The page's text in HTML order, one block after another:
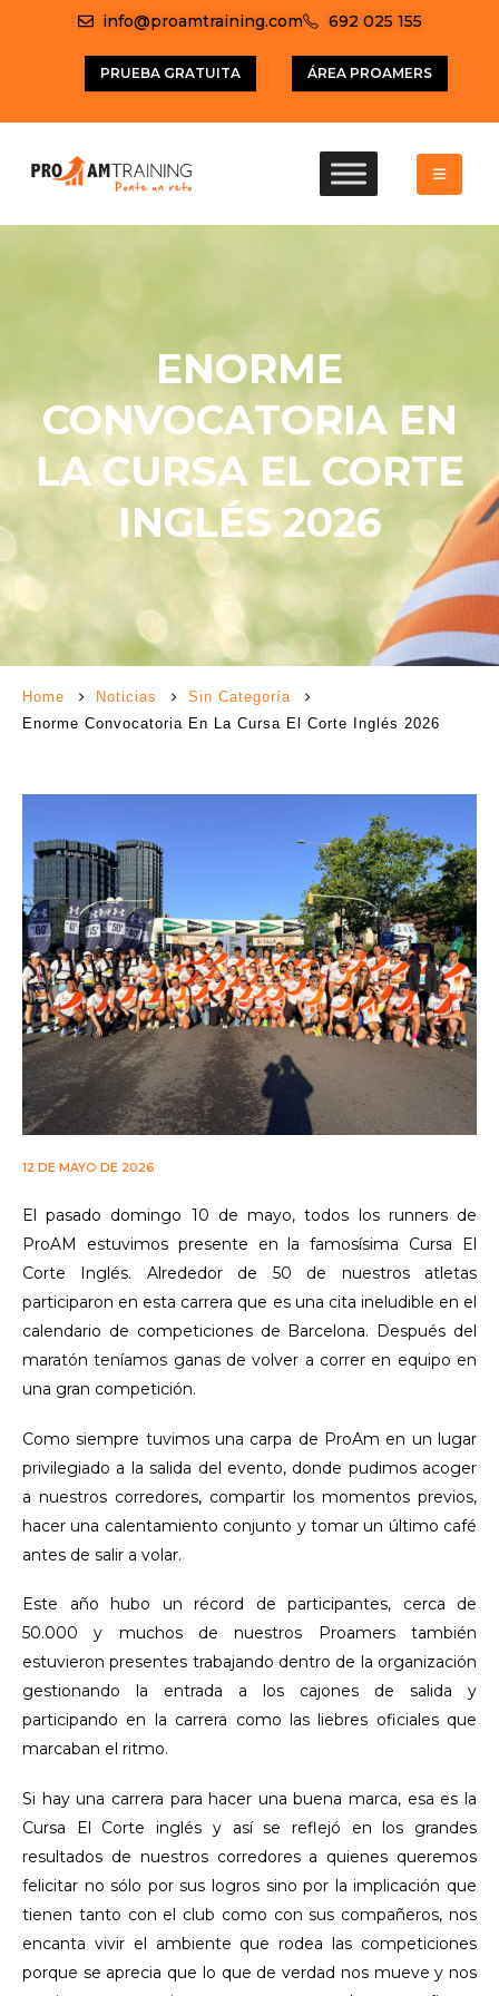
info@proamtraining.com 692 025 155
PRUEBA GRATUITA ÁREA PROAMERS
ENORME
CONVOCATORIA EN
LA CURSA EL CORTE
INGLÉS 2026
Home Noticias
Sin Categoría
Enorme Convocatoria En La Cursa El Corte Inglés 2026
12 DE MAYO DE 2026
El pasado domingo 10 de mayo, todos los runners de
ProAM estuvimos presente en la famosísima Cursa El
Corte Inglés. Alrededor de 50 de nuestros atletas
participaron en esta carrera que es una cita ineludible en el
calendario de competiciones de Barcelona. Después del
maratón teníamos ganas de volver a correr en equipo en
una gran competición.
Como siempre tuvimos una carpa de ProAm en un lugar
privilegiado a la salida del evento, donde pudimos acoger
a nuestros corredores, compartir los momentos previos,
hacer una calentamiento conjunto y tomar un último café
antes de salir a volar.
Este año hubo un récord de participantes, cerca de
50.000 y muchos de nuestros Proamers también
estuvieron presentes trabajando dentro de la organización
gestionando la entrada a los cajones de salida y
participando en la carrera como las liebres oficiales que
marcaban el ritmo.
Si hay una carrera para hacer una buena marca, esa es la
Cursa El Corte inglés y así se reflejó en los grandes
resultados de nuestros corredores a quienes queremos
felicitar no sólo por sus logros sino por la implicación que
tienen tanto con el club como con sus compañeros, nos
encanta vivir el ambiente que rodea las competiciones
porque se aprecia que lo que de verdad nos mueve y nos